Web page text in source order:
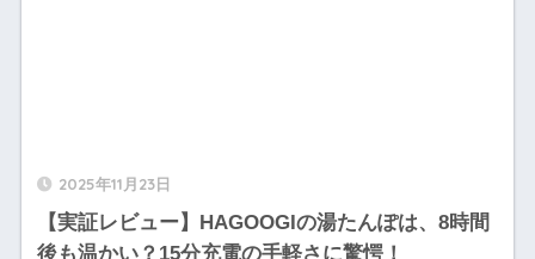
2025年11月23日
【実証レビュー】HAGOOGIの湯たんぽは、8時間
後も温かい？15分充電の手軽さに驚愕！